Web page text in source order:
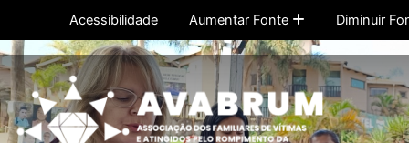
o
conteúdo
Acessibilidade Aumentar Fonte Diminuir